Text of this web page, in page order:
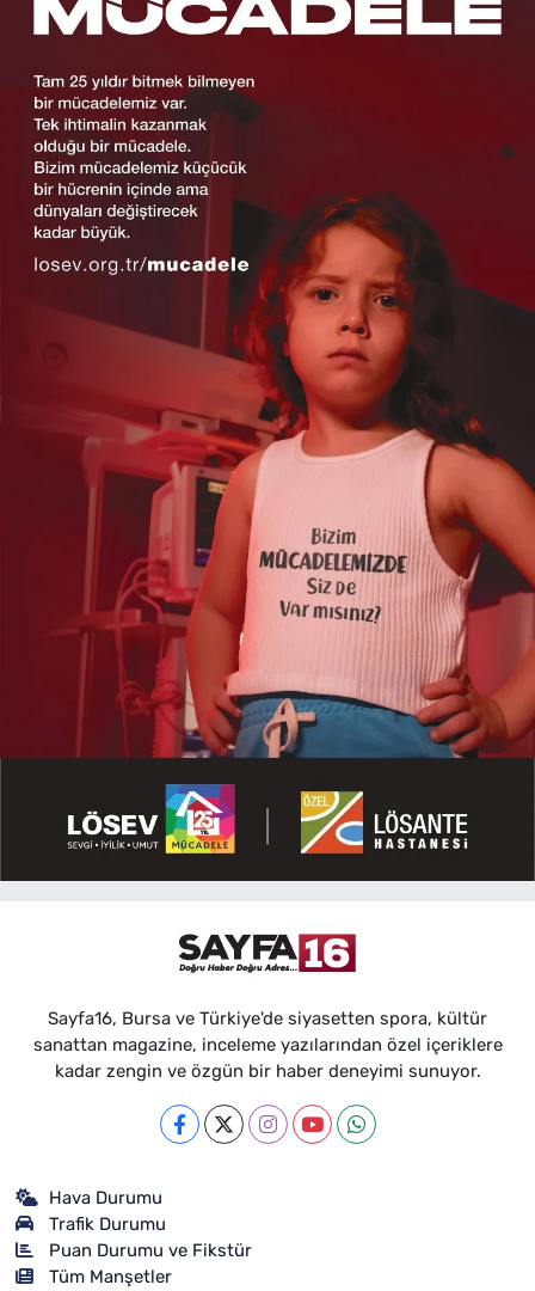
Sayfa16, Bursa ve Türkiye'de siyasetten spora, kültür
sanattan magazine, inceleme yazılarından özel içeriklere
kadar zengin ve özgün bir haber deneyimi sunuyor.
Hava Durumu
Trafik Durumu
Puan Durumu ve Fikstür
Tüm Manşetler